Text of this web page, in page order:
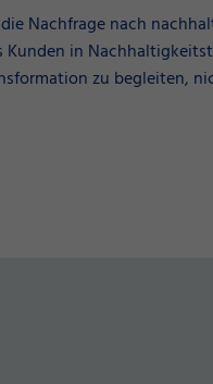
Nachfrage nach
Kunden in
zu begleiten,